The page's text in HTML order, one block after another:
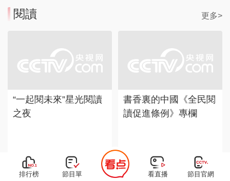
閱讀 更多>
“一起閱未來”星光閱讀
之夜
書香裏的中國《全民閱
讀促進條例》專欄
排行榜 節目單 看直播 節目官網